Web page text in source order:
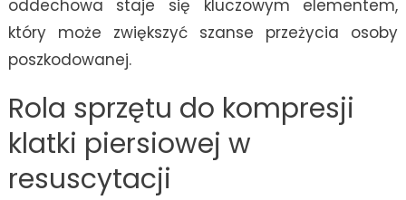
oddechowa staje się kluczowym elementem,
który może zwiększyć szanse przeżycia osoby
poszkodowanej.
Rola sprzętu do kompresji
klatki piersiowej w
resuscytacji